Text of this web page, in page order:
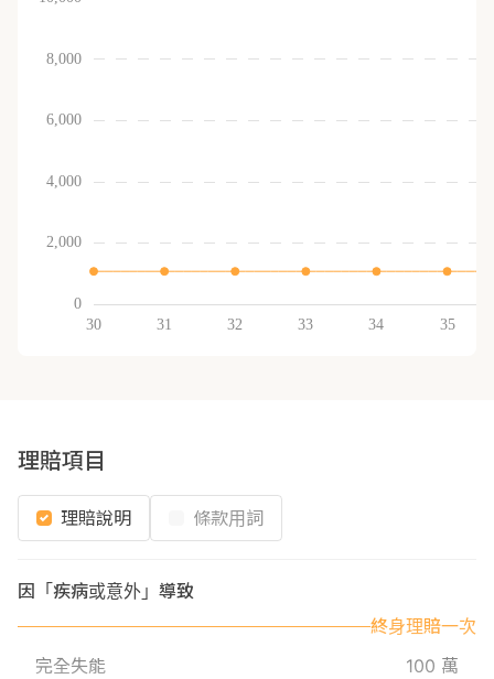
理賠項目
理賠說明 條款用詞
因「疾病或意外」導致
終身理賠一次
完全失能
100 萬